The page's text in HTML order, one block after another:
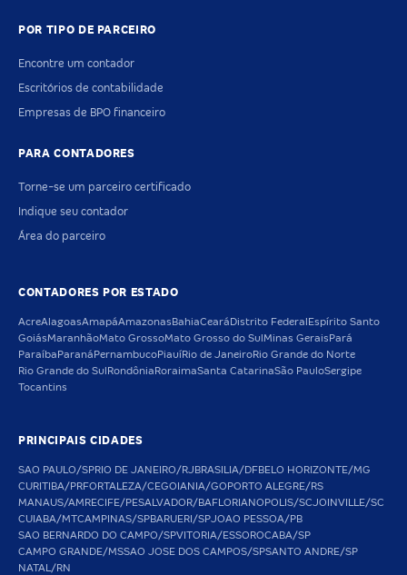
POR TIPO DE PARCEIRO
Encontre um contador
Escritórios de contabilidade
Empresas de BPO financeiro
PARA CONTADORES
Torne-se um parceiro certificado
Indique seu contador
Área do parceiro
CONTADORES POR ESTADO
AcreAlagoasAmapáAmazonas BahiaCeará Distrito Federal Espírito Santo
GoiásMaranhãoMato GrossoMato Grosso do Sul Minas Gerais Pará
Paraíba Paraná PernambucoPiauíRio de JaneiroRio Grande do Norte
Rio Grande do Sul Rondônia RoraimaSanta CatarinaSão PauloSergipe
Tocantins
PRINCIPAIS CIDADES
SAO PAULO/SPRIO DE JANEIRO/RJBRASILIA/DFBELO HORIZONTE/MG
CURITIBA/PRFORTALEZA/CEGOIANIA/GOPORTO ALEGRE/RS
MANAUS/AMRECIFE/PESALVADOR/BAFLORIANOPOLIS/SCJOINVILLE/SC
CUIABA/MTCAMPINAS/SPBARUERI/SPJOAO PESSOA/PB
SAO BERNARDO DO CAMPO/SPVITORIA/ESSOROCABA/SP
CAMPO GRANDE/MSSAO JOSE DOS CAMPOS/SPSANTO ANDRE/SP
NATAL/RN